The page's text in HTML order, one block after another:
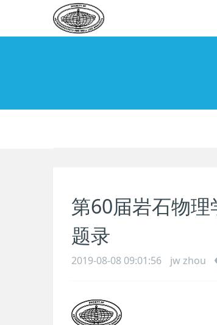
第60届岩石物理
题录
2019-08-08 09:01:56 jw zhou